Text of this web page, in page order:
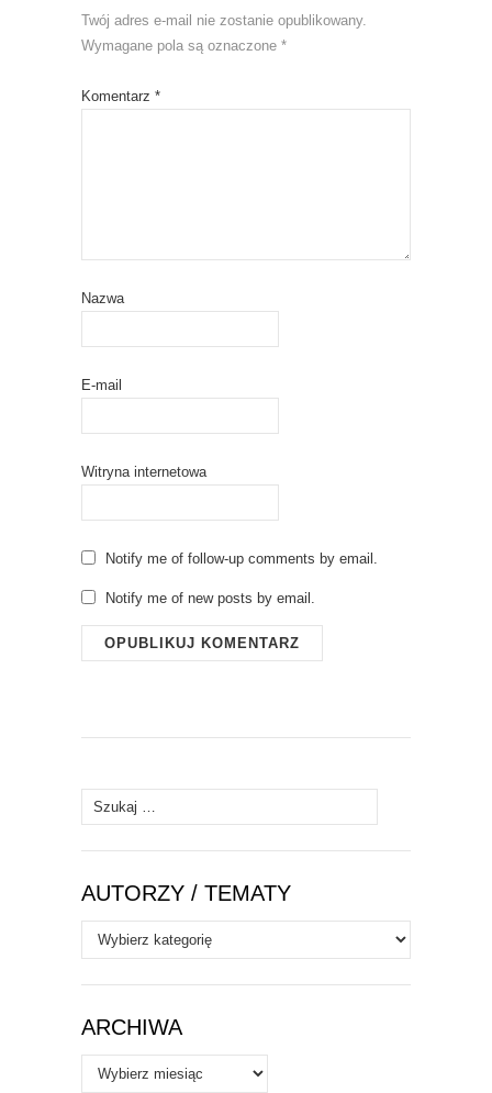
Twój adres e-mail nie zostanie opublikowany.
Wymagane pola są oznaczone *
Komentarz *
Nazwa
E-mail
Witryna internetowa
Notify me of follow-up comments by email.
Notify me of new posts by email.
Szukaj:
AUTORZY / TEMATY
Autorzy
/
Tematy
ARCHIWA
Archiwa